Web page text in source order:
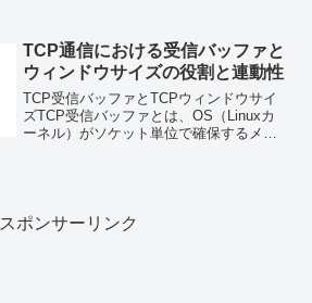
TCP通信における受信バッファと
ウィンドウサイズの役割と連動性
TCP受信バッファとTCPウィンドウサイ
ズTCP受信バッファとは、OS（Linuxカ
ーネル）がソケット単位で確保するメモ
スポンサーリンク